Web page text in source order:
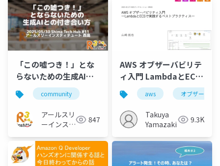
「この嘘つき！」とな
らないための生成AIと
の付き合い方
community
アールスリ
ーインステ
847
AWS オブザーバビリテ
ィ入門 LambdaとECS
で実践するベストプラ
クティス
aws オブザーバビ
Takuya
Yamazaki
9.3K